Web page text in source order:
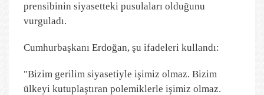
prensibinin siyasetteki pusulaları olduğunu
vurguladı.
Cumhurbaşkanı Erdoğan, şu ifadeleri kullandı:
"Bizim gerilim siyasetiyle işimiz olmaz. Bizim
ülkeyi kutuplaştıran polemiklerle işimiz olmaz.